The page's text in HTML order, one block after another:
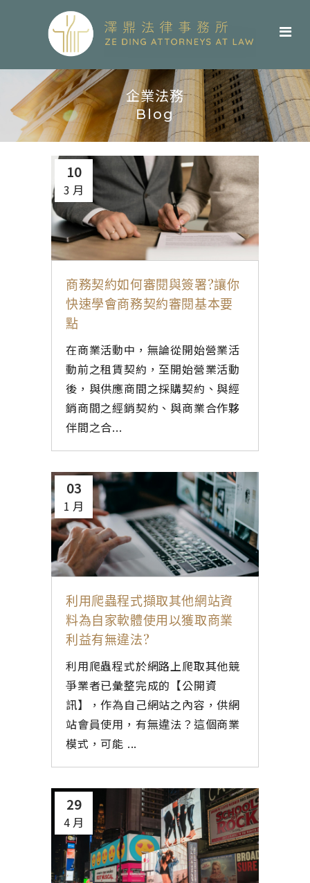
企業法務
Blog
10
3 月
商務契約如何審閱與簽署?讓你
快速學會商務契約審閱基本要
點
在商業活動中，無論從開始營業活
動前之租賃契約，至開始營業活動
後，與供應商間之採購契約、與經
銷商間之經銷契約、與商業合作夥
伴間之合...
03
1 月
利用爬蟲程式擷取其他網站資
料為自家軟體使用以獲取商業
利益有無違法?
利用爬蟲程式於網路上爬取其他競
爭業者已彙整完成的【公開資
訊】，作為自己網站之內容，供網
站會員使用，有無違法？這個商業
模式，可能 ...
29
4 月